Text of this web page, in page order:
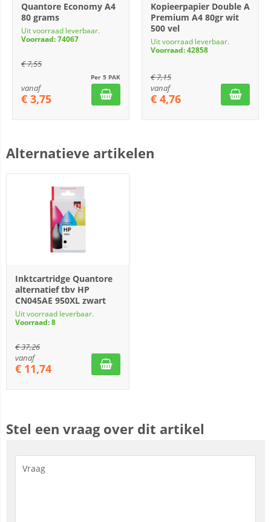
Quantore Economy A4
80 grams
Uit voorraad leverbaar.
Voorraad: 74067
€7,55
Per 5 PAK
vanaf
€ 3,75
Kopieerpapier Double A
Premium A4 80gr wit
500 vel
Uit voorraad leverbaar.
Voorraad: 42858
€7,15
vanaf
€ 4,76
Alternatieve artikelen
Inktcartridge Quantore
alternatief tbv HP
CN045AE 950XL zwart
Uit voorraad leverbaar.
Voorraad: 8
€37,26
vanaf
€ 11,74
Stel een vraag over dit artikel